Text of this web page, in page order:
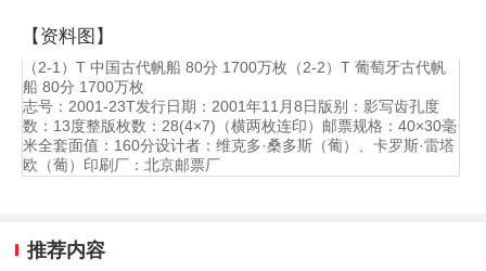
【资料图】
（2-1）T 中国古代帆船 80分 1700万枚（2-2）T 葡萄牙古代帆
船 80分 1700万枚
志号：2001-23T发行日期：2001年11月8日版别：影写齿孔度
数：13度整版枚数：28(4×7)（横两枚连印）邮票规格：40×30毫
米全套面值：160分设计者：维克多·桑多斯（葡）、卡罗斯·雷塔
欧（葡）印刷厂：北京邮票厂
推荐内容